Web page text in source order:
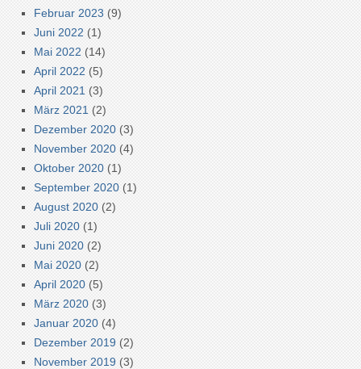
Februar 2023 (9)
Juni 2022 (1)
Mai 2022 (14)
April 2022 (5)
April 2021 (3)
März 2021 (2)
Dezember 2020 (3)
November 2020 (4)
Oktober 2020 (1)
September 2020 (1)
August 2020 (2)
Juli 2020 (1)
Juni 2020 (2)
Mai 2020 (2)
April 2020 (5)
März 2020 (3)
Januar 2020 (4)
Dezember 2019 (2)
November 2019 (3)